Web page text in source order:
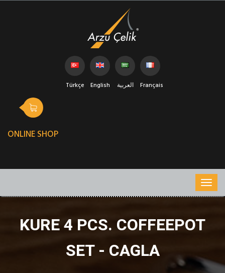
Türkçe English العربية Français
ONLINE SHOP
KURE 4 PCS. COFFEEPOT
SET - CAGLA